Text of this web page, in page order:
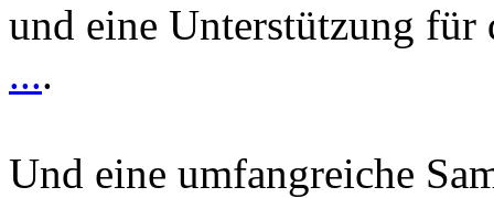
und eine Unterstützung
....
Und eine umfangreiche